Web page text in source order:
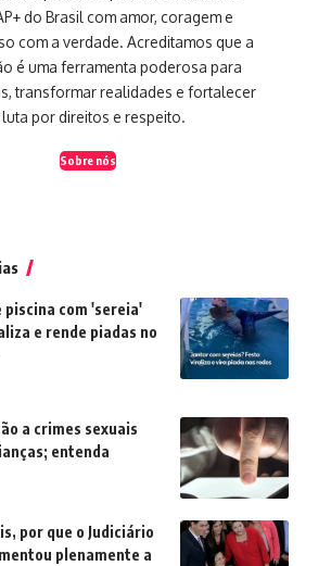
do Brasil com amor, coragem e
com a verdade. Acreditamos que a
é uma ferramenta poderosa para
transformar realidades e fortalecer
luta por direitos e respeito.
Sobre nós
piscina com 'sereia'
e rende piadas no
a crimes sexuais
entenda
por que o Judiciário
plenamente a